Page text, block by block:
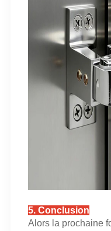
5. Conclusion
Alors la prochaine